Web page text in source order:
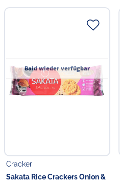
Bald wieder verfügbar
Cracker
Sakata Rice Crackers Onion &